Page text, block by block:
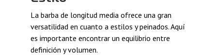
La barba de longitud media ofrece una gran
versatilidad en cuanto a estilos y peinados. Aquí
es importante encontrar un equilibrio entre
definición y volumen.